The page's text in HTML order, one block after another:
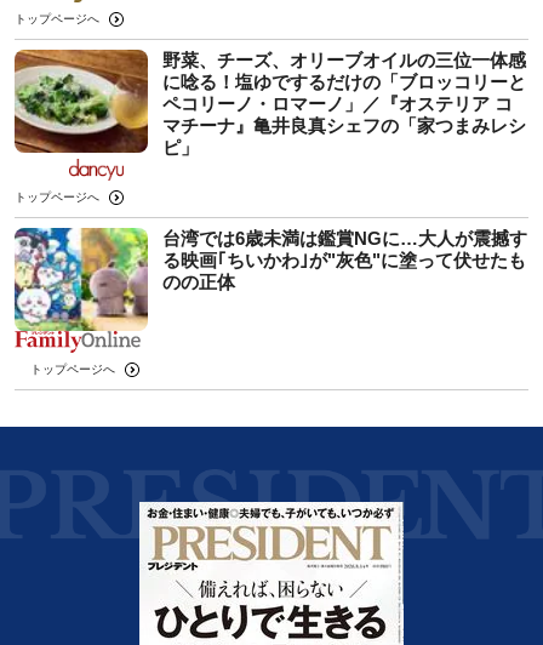
トップページへ
野菜、チーズ、オリーブオイルの三位一体感
に唸る！塩ゆでするだけの「ブロッコリーと
ペコリーノ・ロマーノ」／『オステリア コ
マチーナ』亀井良真シェフの「家つまみレシ
ピ」
トップページへ
台湾では6歳未満は鑑賞NGに…大人が震撼す
る映画｢ちいかわ｣が"灰色"に塗って伏せたも
のの正体
トップページへ